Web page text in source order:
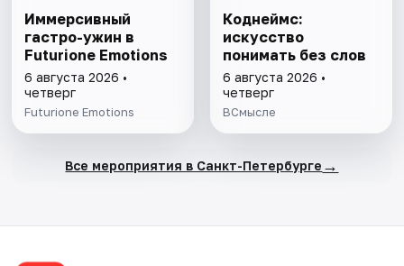
Иммерсивный
гастро-ужин в
Futurione Emotions
6 августа 2026 •
четверг
Futurione Emotions
Коднеймс:
искусство
понимать без слов
6 августа 2026 •
четверг
ВСмысле
Все мероприятия в Санкт-Петербурге →